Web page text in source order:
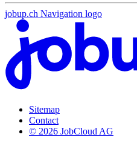
jobup.ch Navigation logo
Sitemap
Contact
© 2026 JobCloud AG